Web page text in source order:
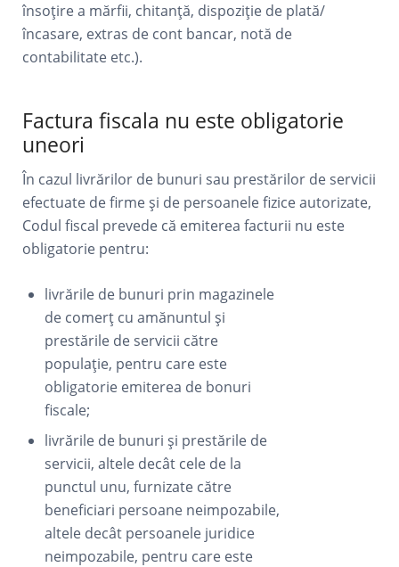
însoțire a mărfii, chitanță, dispoziție de plată/
încasare, extras de cont bancar, notă de
contabilitate etc.).
Factura fiscala nu este obligatorie
uneori
În cazul livrărilor de bunuri sau prestărilor de servicii
efectuate de firme și de persoanele fizice autorizate,
Codul fiscal prevede că emiterea facturii nu este
obligatorie pentru:
livrările de bunuri prin magazinele
de comerț cu amănuntul și
prestările de servicii către
populație, pentru care este
obligatorie emiterea de bonuri
fiscale;
livrările de bunuri și prestările de
servicii, altele decât cele de la
punctul unu, furnizate către
beneficiari persoane neimpozabile,
altele decât persoanele juridice
neimpozabile, pentru care este